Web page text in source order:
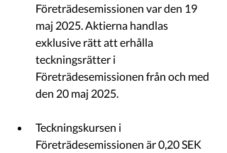
Företrädesemissionen var den 19
maj 2025. Aktierna handlas
exklusive rätt att erhålla
teckningsrätter i
Företrädesemissionen från och med
den 20 maj 2025.
Teckningskursen i
Företrädesemissionen är 0,20 SEK